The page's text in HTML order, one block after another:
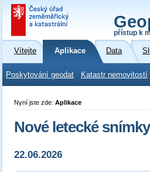
přístup k
Vítejte Aplikace Data
Poskytování geodat Katastr nemovitostí
Nyní jste zde: Aplikace
Nové letecké
22.06.2026